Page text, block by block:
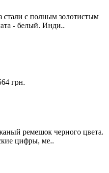
стали с полным золотистым
- белый. Инди..
грн.
ремешок черного цвета.
цифры, ме..